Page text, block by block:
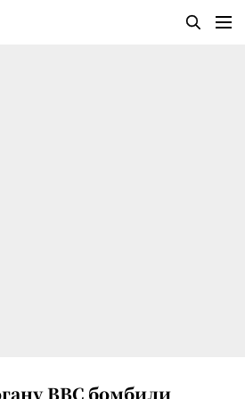
ВВС бомбили